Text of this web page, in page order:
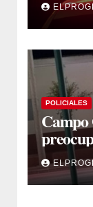
POLICIALES
hacían
plaza